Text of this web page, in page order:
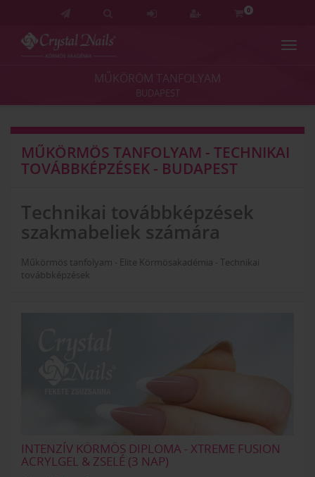
0
Akadémia
Vizsgaközpont
MŰKÖRÖM TANFOLYAM
BUDAPEST
MŰKÖRMÖS TANFOLYAM - TECHNIKAI
TOVÁBBKÉPZÉSEK - BUDAPEST
Technikai továbbképzések
szakmabeliek számára
Műkörmös tanfolyam - Elite Körmösakadémia - Technikai
továbbképzések
INTENZÍV KÖRMÖS DIPLOMA - XTREME FUSION
ACRYLGEL & ZSELÉ (3 NAP)